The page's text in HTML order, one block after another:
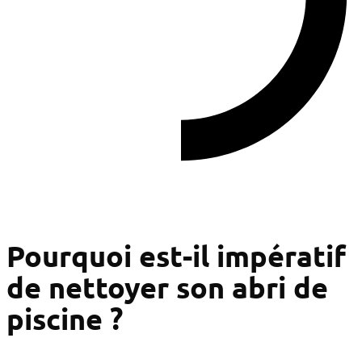
Pourquoi est-il impératif
de nettoyer son abri de
piscine ?